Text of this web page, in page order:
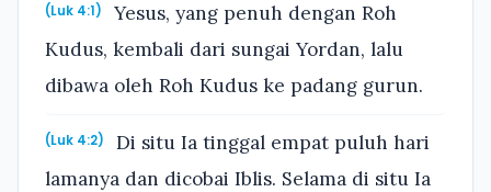
(Luk 4:1)
Yesus, yang penuh dengan Roh
Kudus, kembali dari sungai Yordan, lalu
dibawa oleh Roh Kudus ke padang gurun.
(Luk 4:2)
Di situ Ia tinggal empat puluh hari
lamanya dan dicobai Iblis. Selama di situ Ia